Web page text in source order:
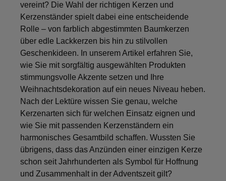
vereint? Die Wahl der richtigen Kerzen und
Kerzenständer spielt dabei eine entscheidende
Rolle – von farblich abgestimmten Baumkerzen
über edle Lackkerzen bis hin zu stilvollen
Geschenkideen. In unserem Artikel erfahren Sie,
wie Sie mit sorgfältig ausgewählten Produkten
stimmungsvolle Akzente setzen und Ihre
Weihnachtsdekoration auf ein neues Niveau heben.
Nach der Lektüre wissen Sie genau, welche
Kerzenarten sich für welchen Einsatz eignen und
wie Sie mit passenden Kerzenständern ein
harmonisches Gesamtbild schaffen. Wussten Sie
übrigens, dass das Anzünden einer einzigen Kerze
schon seit Jahrhunderten als Symbol für Hoffnung
und Zusammenhalt in der Adventszeit gilt?